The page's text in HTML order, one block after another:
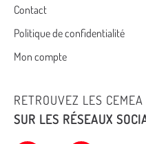
Cemea
footer
Contact
Politique de confidentialité
Mon compte
RETROUVEZ LES CEMEA
SUR LES RÉSEAUX